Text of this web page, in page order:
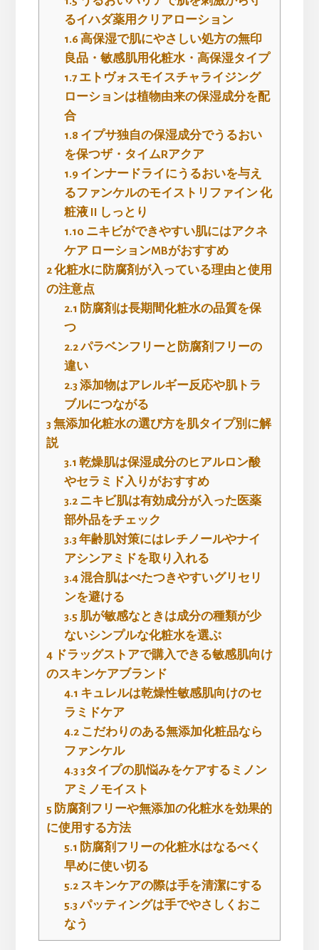
るイハダ薬用クリアローション
1.6 高保湿で肌にやさしい処方の無印
良品・敏感肌用化粧水・高保湿タイプ
1.7 エトヴォスモイスチャライジング
ローションは植物由来の保湿成分を配
合
1.8 イプサ独自の保湿成分でうるおい
を保つザ・タイムRアクア
1.9 インナードライにうるおいを与え
るファンケルのモイストリファイン 化
粧液 II しっとり
1.10 ニキビができやすい肌にはアクネ
ケア ローションMBがおすすめ
2化粧水に防腐剤が入っている理由と使用
の注意点
2.1 防腐剤は長期間化粧水の品質を保
つ
2.2パラベンフリーと防腐剤フリーの
違い
2.3 添加物はアレルギー反応や肌トラ
ブルにつながる
3 無添加化粧水の選び方を肌タイプ別に解
説
3.1 乾燥肌は保湿成分のヒアルロン酸
やセラミド入りがおすすめ
3.2 ニキビ肌は有効成分が入った医薬
部外品をチェック
3.3 年齢肌対策にはレチノールやナイ
アシンアミドを取り入れる
3.4混合肌はべたつきやすいグリセリ
ンを避ける
3.5 肌が敏感なときは成分の種類が少
ないシンプルな化粧水を選ぶ
4ドラッグストアで購入できる敏感肌向け
のスキンケアブランド
4.1 キュレルは乾燥性敏感肌向けのセ
ラミドケア
4.2 こだわりのある無添加化粧品なら
ファンケル
4.3 3タイプの肌悩みをケアするミノン
アミノモイスト
5 防腐剤フリーや無添加の化粧水を効果的
に使用する方法
5.1 防腐剤フリーの化粧水はなるべく
早めに使い切る
5.2 スキンケアの際は手を清潔にする
5.3パッティングは手でやさしくおこ
なう